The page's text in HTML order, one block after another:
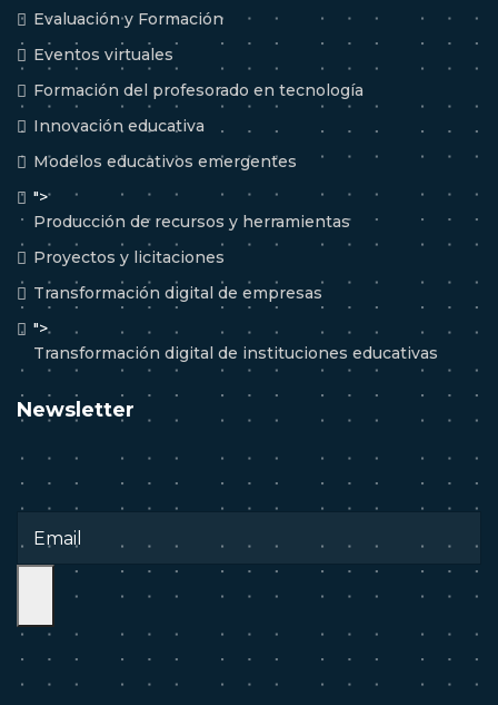
Evaluación y Formación
Eventos virtuales
Formación del profesorado en tecnología
Innovación educativa
Modelos educativos emergentes
">
Producción de recursos y herramientas
Proyectos y licitaciones
Transformación digital de empresas
">
Transformación digital de instituciones educativas
Newsletter